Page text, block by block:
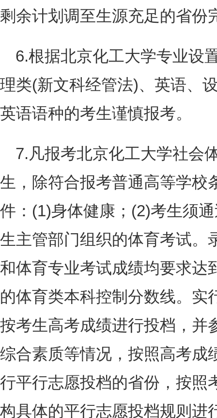
剩余计划调至生源充足的省份
6.根据北京化工大学专业设
理类(新文科经管法)、英语、
英语语种的考生谨慎报考。
7.凡报考北京化工大学社会
生，除符合报考普通高等学校
件：(1)身体健康；(2)考生须
生主管部门组织的体育考试。
和体育专业考试成绩均要求达
的体育类本科控制分数线。实
按考生高考成绩进行投档，并
综合素质等情况，按照高考成
行平行志愿投档的省份，按照
构具体的平行志愿投档规则进